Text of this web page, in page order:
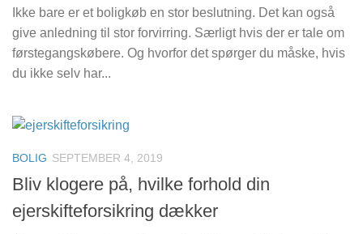
Ikke bare er et boligkøb en stor beslutning. Det kan også
give anledning til stor forvirring. Særligt hvis der er tale om
førstegangskøbere. Og hvorfor det spørger du måske, hvis
du ikke selv har...
BOLIG SEPTEMBER 4, 2019
Bliv klogere på, hvilke forhold din
ejerskifteforsikring dækker